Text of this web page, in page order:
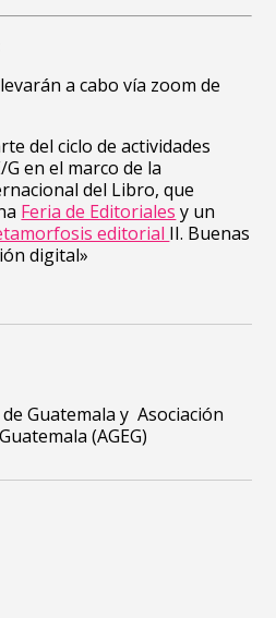
Guatemala y Asociación
(AGEG)
a cabo vía zoom de
del ciclo de actividades
en el marco de la
del Libro, que
Feria de Editoriales y un
editorial II. Buenas
digital»